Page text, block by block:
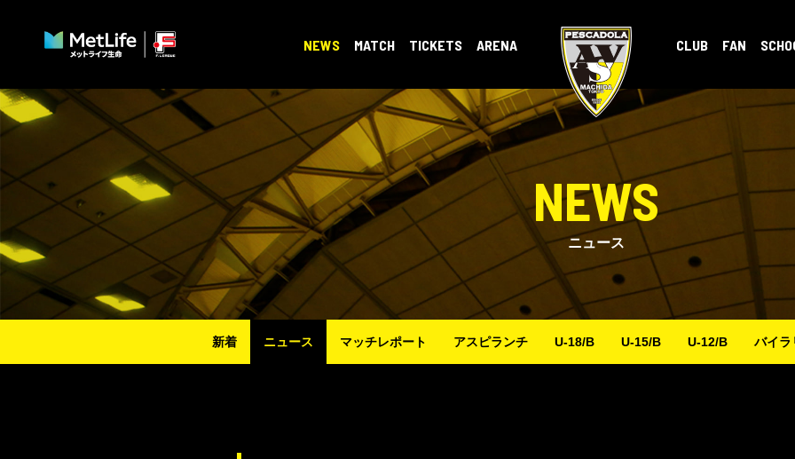
NEWS MATCH TICKETS ARENA CLUB FAN
NEWS
ニュース
新着 ニュース マッチレポート アスピランチ U-18/B U-15/B U-12/B バイラ